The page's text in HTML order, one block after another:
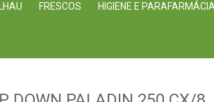
FRESCOS HIGIENE E PARAFARMÁCIA